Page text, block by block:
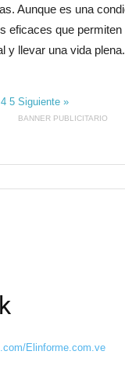
Aunque es una
eficaces que permiten
y llevar una vida
45Siguiente »
BANNER PUBLICITARIO
Elinforme.com.ve